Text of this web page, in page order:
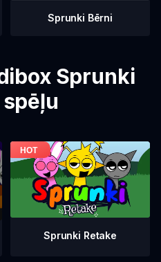
Sprunki Bērni
Sprunki
Sprunki Retake